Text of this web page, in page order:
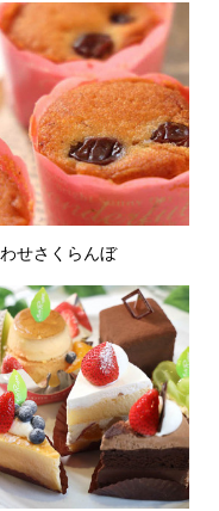
せさくらんぼ